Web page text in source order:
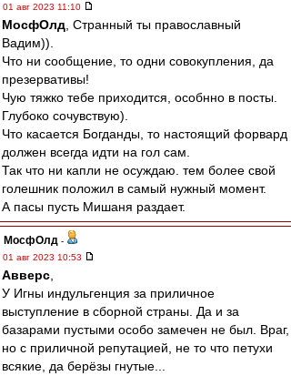
01 авг 2023 11:10
МосфОлд , Странный ты православный
Вадим)).
Что ни сообщение, то одни совокупления, да
презервативы!
Чую тяжко тебе приходится, особнно в посты.
Глубоко сочувствую).
Что касается Богданды, то настоящий форвард
должен всегда идти на гол сам.
Так что ни капли не осуждаю. тем более свой
голешник положил в самый нужный момент.
А пасы пусть Мишаня раздает.
МосфОлд -
01 авг 2023 10:53
Авверс
У Игны индульгенция за приличное
выступление в сборной страны. Да и за
базарами пустыми особо замечен не был. Враг,
но с приличной репутацией, не то что петухи
всякие, да берёзы гнутые...